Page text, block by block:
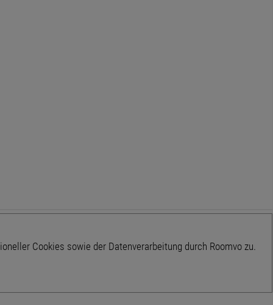
Cookies sowie der Datenverarbeitung durch Roomvo zu.